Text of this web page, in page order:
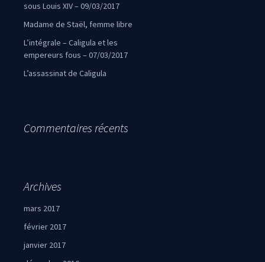
sous Louis XIV – 09/03/2017
Madame de Staël, femme libre
L’intégrale – Caligula et les
empereurs fous – 07/03/2017
L’assassinat de Caligula
Commentaires récents
Archives
mars 2017
février 2017
janvier 2017